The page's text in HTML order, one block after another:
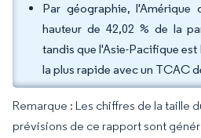
Par géographie,
hauteur de 42,02 % de la
tandis que l'Asie-Pacifique est
la plus rapide avec un TCAC
Remarque : Les chiffres de la taille
prévisions de ce rapport sont